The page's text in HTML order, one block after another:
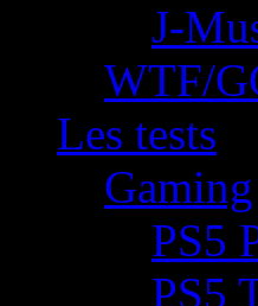
J-
WTF/
Les tests
Gaming
PS5
PS5